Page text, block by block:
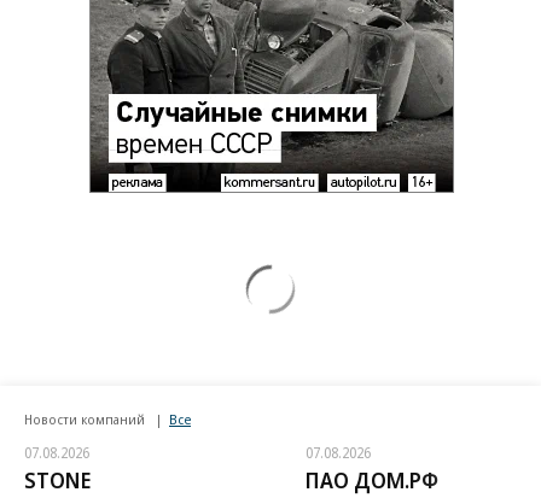
Новости компаний Все
07.08.2026
STONE
07.08.2026
ПАО ДОМ.РФ